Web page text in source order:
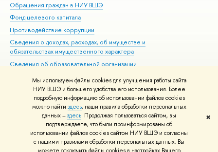
Мы используем файлы cookies для улучшения работы сайта
НИУ ВШЭ и большего удобства его использования. Более
подробную информацию об использовании файлов cookies
можно найти здесь, наши правила обработки персональных
данных –здесь. Продолжая пользоваться сайтом, вы
подтверждаете, что были проинформированы об
использовании файлов cookies сайтом НИУ ВШЭ и согласны
с нашими правилами обработки персональных данных. Вы
✖
Обращения граждан в НИУ ВШЭ
Фонд целевого капитала
Противодействие коррупции
Сведения о доходах, расходах, об имуществе и
обязательствах имущественного характера
Сведения об образовательной организации
Людям с ограниченными возможностями здоровья
Единая платежная страница
Работа в Вышке
© НИУ ВШЭ 1993–2026 Адреса и контакты Условия использования
материалов Политика конфиденциальности Карта сайта